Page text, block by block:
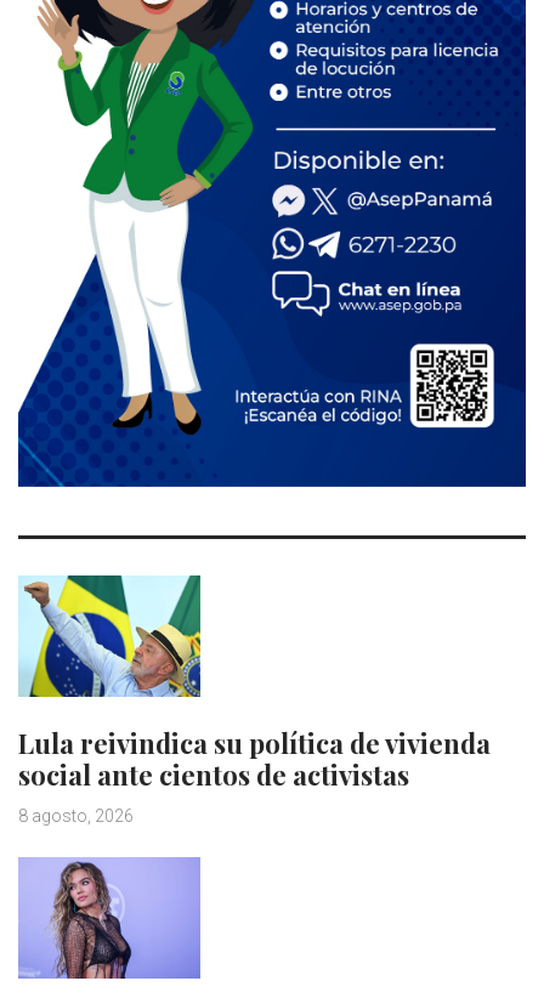
Lula reivindica su política de vivienda
social ante cientos de activistas
8 agosto, 2026